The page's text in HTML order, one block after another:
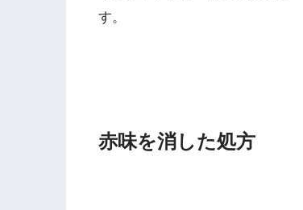
す。
赤味を消した処方